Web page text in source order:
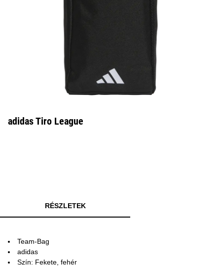
adidas Tiro League
RÉSZLETEK
Team-Bag
adidas
Szín: Fekete, fehér